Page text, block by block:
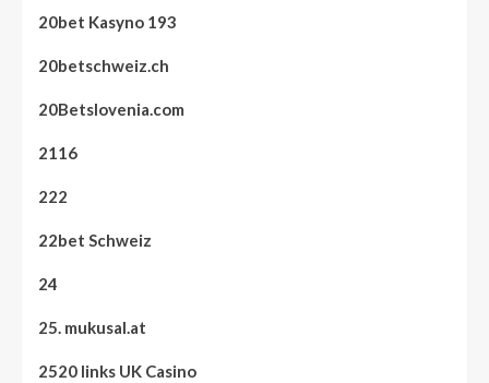
20bet Kasyno 193
20betschweiz.ch
20Betslovenia.com
2116
222
22bet Schweiz
24
25. mukusal.at
2520 links UK Casino